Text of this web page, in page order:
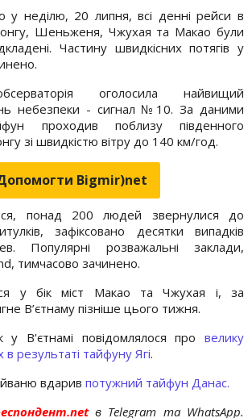
у неділю, 20 липня, всі денні рейси в
Шеньженя, Чжухая та Макао були
Частину швидкісних потягів у
оголосила найвищий
небезпеки - сигнал №10. За даними
проходив поблизу південного
зі швидкістю вітру до 140 км/год.
Bigmir)net
понад 200 людей звернулися до
зафіксовано десятки випадків
Популярні розважальні заклади,
тимчасово зачинено.
у бік міст Макао та Чжухая і, за
В’єтнаму пізніше цього тижня.
у В'єтнамі повідомлялося про велику
в результаті тайфуну Ягі.
вдарив потужний тайфун Данас.
в Telegram та WhatsApp.